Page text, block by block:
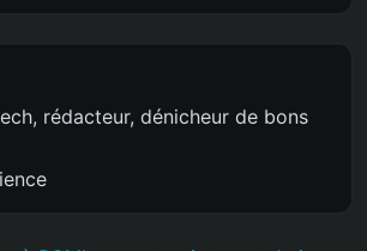
rédacteur, dénicheur de bons